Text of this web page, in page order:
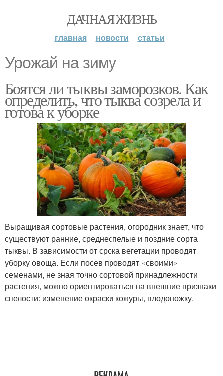
ДАЧНАЯ ЖИЗНЬ
главная новости статьи
Урожай на зиму
Боятся ли тыквы заморозков. Как
определить, что тыква созрела и
готова к уборке
Выращивая сортовые растения, огородник знает, что
существуют ранние, среднеспелые и поздние сорта
тыквы. В зависимости от срока вегетации проводят
уборку овоща. Если посев проводят «своими»
семенами, не зная точно сортовой принадлежности
растения, можно ориентироваться на внешние признаки
спелости: изменение окраски кожуры, плодоножку.